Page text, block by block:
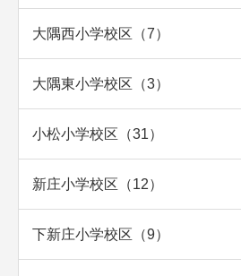
大隅西小学校区（7）
大隅東小学校区（3）
小松小学校区（31）
新庄小学校区（12）
下新庄小学校区（9）